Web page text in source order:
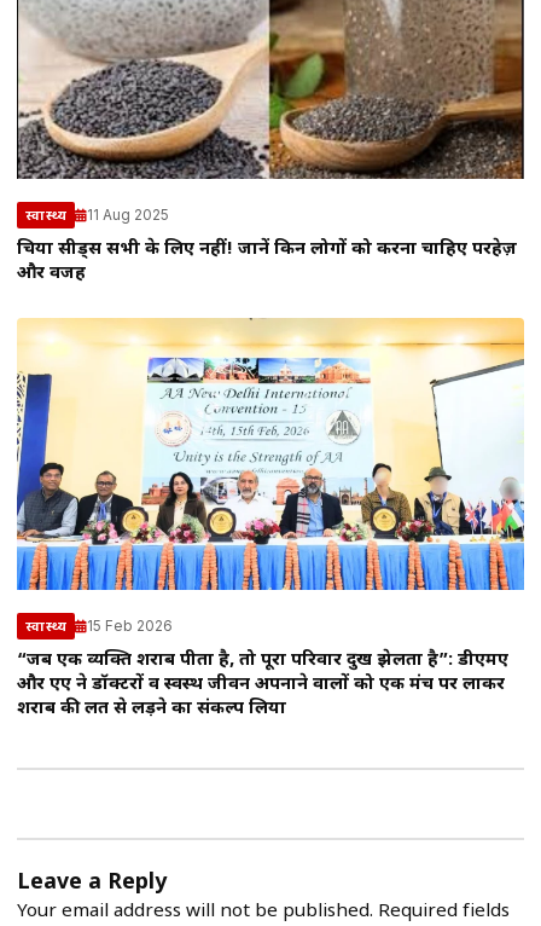
स्वास्थ्य 11 Aug 2025
चिया सीड्स सभी के लिए नहीं! जानें किन लोगों को करना चाहिए परहेज़
और वजह
स्वास्थ्य 15 Feb 2026
“जब एक व्यक्ति शराब पीता है, तो पूरा परिवार दुख झेलता है”: डीएमए
और एए ने डॉक्टरों व स्वस्थ जीवन अपनाने वालों को एक मंच पर लाकर
शराब की लत से लड़ने का संकल्प लिया
Leave a Reply
Your email address will not be published. Required fields